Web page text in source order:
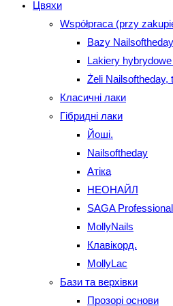
Цвяхи
Współpraca (przy
Bazy
Lakiery
Żeli Nailsoftheday,
Класичні лаки
Гібридні лаки
Йоші.
Nailsoftheday
Атіка
НЕОНАЙЛ
SAGA Professional
MollyNails
Клавікорд.
MollyLac
Бази та верхівки
Прозорі основи